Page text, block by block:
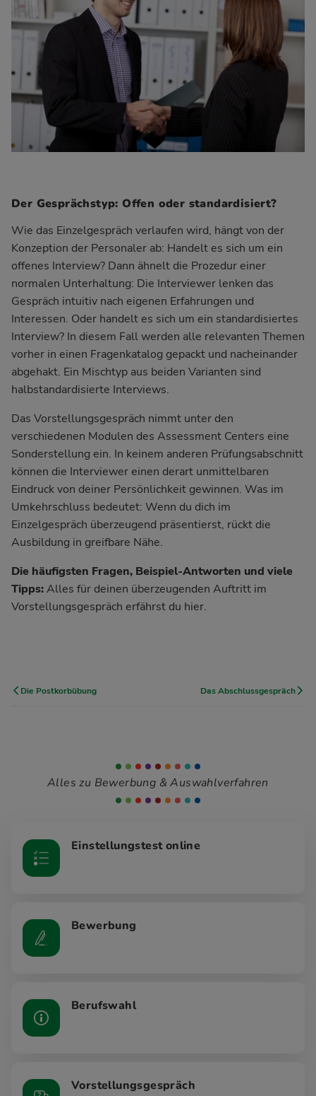
Der Gesprächstyp: Offen oder standardisiert?
Wie das Einzelgespräch verlaufen wird, hängt von der
Konzeption der Personaler ab: Handelt es sich um ein
offenes Interview? Dann ähnelt die Prozedur einer
normalen Unterhaltung: Die Interviewer lenken das
Gespräch intuitiv nach eigenen Erfahrungen und
Interessen. Oder handelt es sich um ein standardisiertes
Interview? In diesem Fall werden alle relevanten Themen
vorher in einen Fragenkatalog gepackt und nacheinander
abgehakt. Ein Mischtyp aus beiden Varianten sind
halbstandardisierte Interviews.
Das Vorstellungsgespräch nimmt unter den
verschiedenen Modulen des Assessment Centers eine
Sonderstellung ein. In keinem anderen Prüfungsabschnitt
können die Interviewer einen derart unmittelbaren
Eindruck von deiner Persönlichkeit gewinnen. Was im
Umkehrschluss bedeutet: Wenn du dich im
Einzelgespräch überzeugend präsentierst, rückt die
Ausbildung in greifbare Nähe.
Die häufigsten Fragen, Beispiel-Antworten und viele
Tipps:Alles für deinen überzeugenden Auftritt im
Vorstellungsgespräch erfährst du hier.
Die Postkorbübung Das Abschlussgespräch
Alles zu Bewerbung & Auswahlverfahren
Einstellungstest online
Bewerbung
Berufswahl
Vorstellungsgespräch